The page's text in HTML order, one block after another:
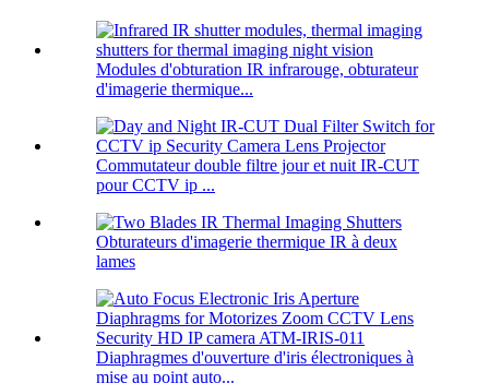
Modules d'obturation IR infrarouge, obturateur
d'imagerie thermique...
Commutateur double filtre jour et nuit IR-CUT
pour CCTV ip ...
Obturateurs d'imagerie thermique IR à deux
lames
Diaphragmes d'ouverture d'iris électroniques à
mise au point auto...